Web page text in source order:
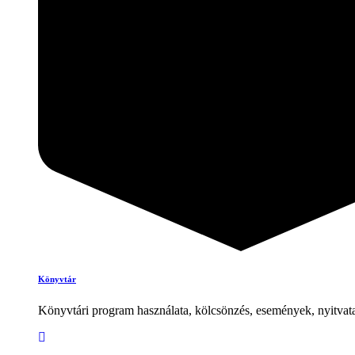
Könyvtár
Könyvtári program használata, kölcsönzés, események,